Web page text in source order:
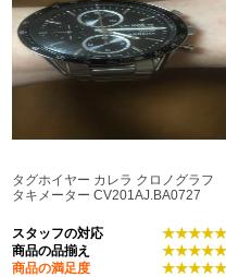
タグホイヤー カレラ クロノグラフ
タキメーター CV201AJ.BA0727
スタッフの対応
★★★★★
商品の品揃え
★★★★★
商品の満足度
★★★★★